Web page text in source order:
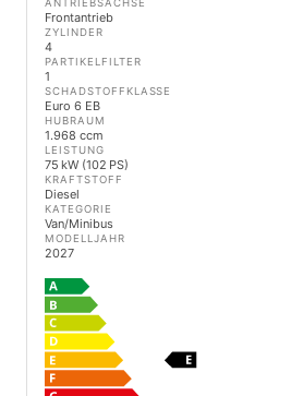
ANTRIEBSACHSE
Frontantrieb
ZYLINDER
4
PARTIKELFILTER
1
SCHADSTOFFKLASSE
Euro 6 EB
HUBRAUM
1.968 ccm
LEISTUNG
75 kW (102 PS)
KRAFTSTOFF
Diesel
KATEGORIE
Van/Minibus
MODELLJAHR
2027